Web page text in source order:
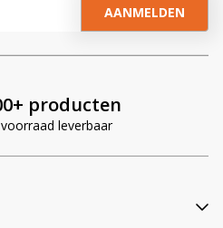
producten
leverbaar